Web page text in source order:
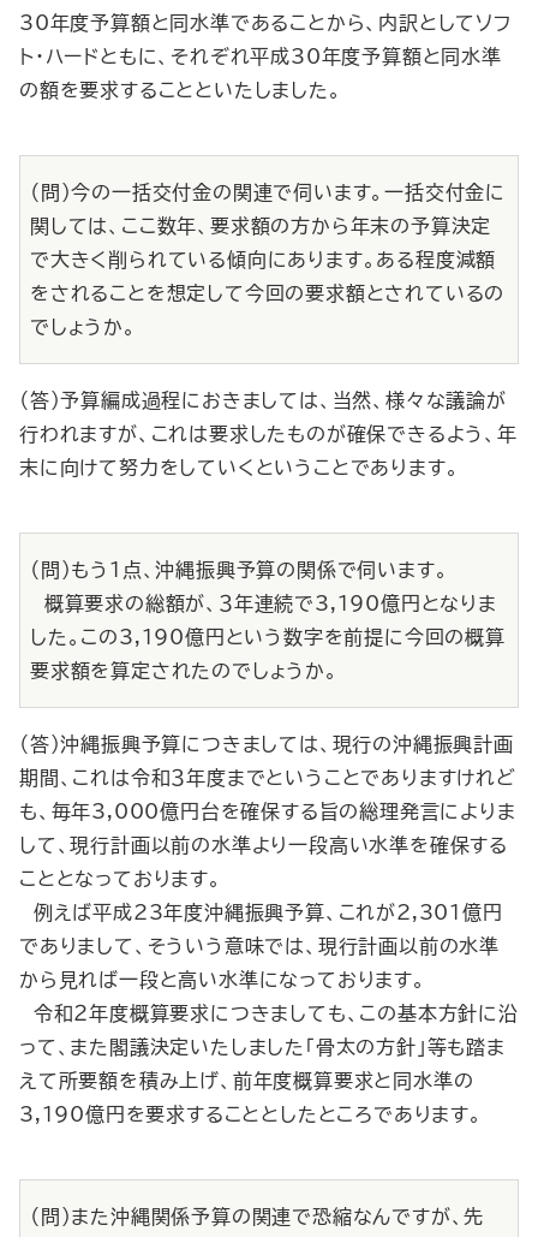
30年度予算額と同水準であることから、内訳としてソフ
ト・ハードともに、それぞれ平成30年度予算額と同水準
の額を要求することといたしました。
（問）今の一括交付金の関連で伺います。一括交付金に
関しては、ここ数年、要求額の方から年末の予算決定
で大きく削られている傾向にあります。ある程度減額
をされることを想定して今回の要求額とされているの
でしょうか。
（答）予算編成過程におきましては、当然、様々な議論が
行われますが、これは要求したものが確保できるよう、年
末に向けて努力をしていくということであります。
（問）もう１点、沖縄振興予算の関係で伺います。
概算要求の総額が、３年連続で3,190億円となりま
した。この3,190億円という数字を前提に今回の概算
要求額を算定されたのでしょうか。
（答）沖縄振興予算につきましては、現行の沖縄振興計画
期間、これは令和３年度までということでありますけれど
も、毎年3,000億円台を確保する旨の総理発言によりま
して、現行計画以前の水準より一段高い水準を確保する
こととなっております。
例えば平成23年度沖縄振興予算、これが2,301億円
でありまして、そういう意味では、現行計画以前の水準
から見れば一段と高い水準になっております。
令和２年度概算要求につきましても、この基本方針に沿
って、また閣議決定いたしました「骨太の方針」等も踏ま
えて所要額を積み上げ、前年度概算要求と同水準の
3,190億円を要求することとしたところであります。
（問）また沖縄関係予算の関連で恐縮なんですが、先